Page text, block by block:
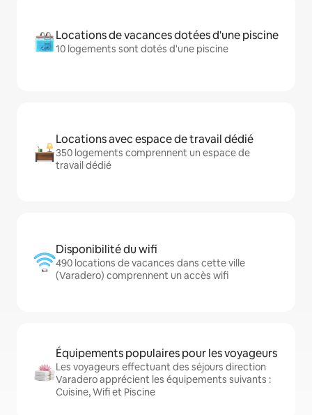
Locations de vacances dotées d'une piscine
10 logements sont dotés d'une piscine
Locations avec espace de travail dédié
350 logements comprennent un espace de
travail dédié
Disponibilité du wifi
490 locations de vacances dans cette ville
(Varadero) comprennent un accès wifi
Équipements populaires pour les voyageurs
Les voyageurs effectuant des séjours direction
Varadero apprécient les équipements suivants :
Cuisine, Wifi et Piscine